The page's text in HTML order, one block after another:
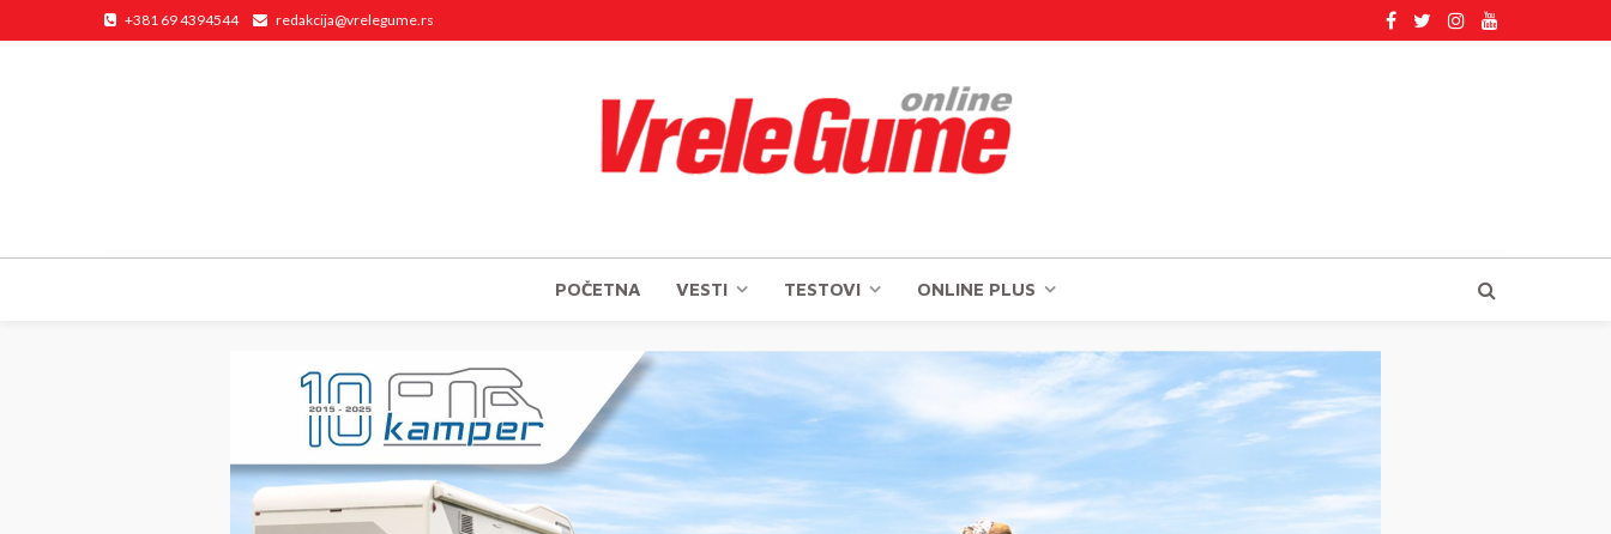
+381 69 4394544 redakcija@vrelegume.rs
POČETNA VESTI TESTOVI ONLINE PLUS